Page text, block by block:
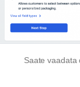
Saate vaadata